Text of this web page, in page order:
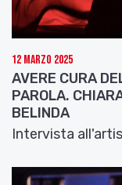
12 Marzo 2025
AVERE CURA
PAROLA.
BELINDA
Intervista